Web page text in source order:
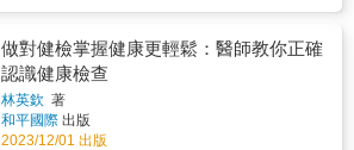
喉科】 這一章主要關注耳鼻咽喉科方面的各種
論了關於耳朵、鼻子和喉嚨健康的資訊，幫助
讀者了解和管理可能發生的異常病變。 【眼科
檢查】 這一章包含了眼科檢查的多個項目，包
括眼瞼疾病、淚器疾病、結膜疾病、角膜及虹
膜疾病、白內障、青光眼以及視網膜和視神經
章節探討了不同放射影像檢查，包括DR攝影、
胸部低劑量螺旋CT篩檢、核磁共振腹部電腦斷
層、頭顱CT、MRI等。對於每種檢查，書中詳
細說明了前期準備、操作步驟，以及主要檢查
結果的介紹。還介紹了不同疾病對放射影像的
做對健檢掌握健康更輕鬆：醫師教你正確
認識健康檢查
林英欽 著
和平國際 出版
2023/12/01 出版